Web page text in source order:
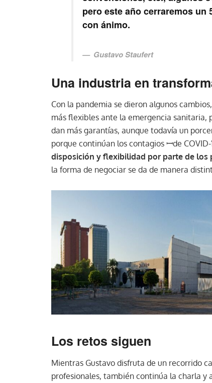
pero este año cerraremos un
con ánimo.
Gustavo Staufert
Una industria en
Con la pandemia se dieron algunos
más flexibles ante la emergencia sanitaria,
dan más garantías, aunque todavía un
porque continúan los contagios ꟷde
disposición y flexibilidad por parte de los
la forma de negociar se da de manera
Los retos siguen
Mientras Gustavo disfruta de un recorrido
profesionales, también continúa la charla y